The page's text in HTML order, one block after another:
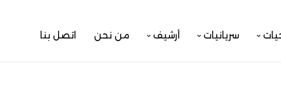
سريانيات أرشيف من نحن اتصل بنا